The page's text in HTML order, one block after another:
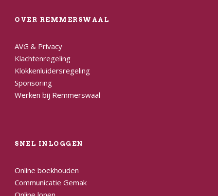
OVER REMMERSWAAL
AVG & Privacy
Klachtenregeling
Klokkenluidersregeling
Sponsoring
Werken bij Remmerswaal
SNEL INLOGGEN
Online boekhouden
Communicatie Gemak